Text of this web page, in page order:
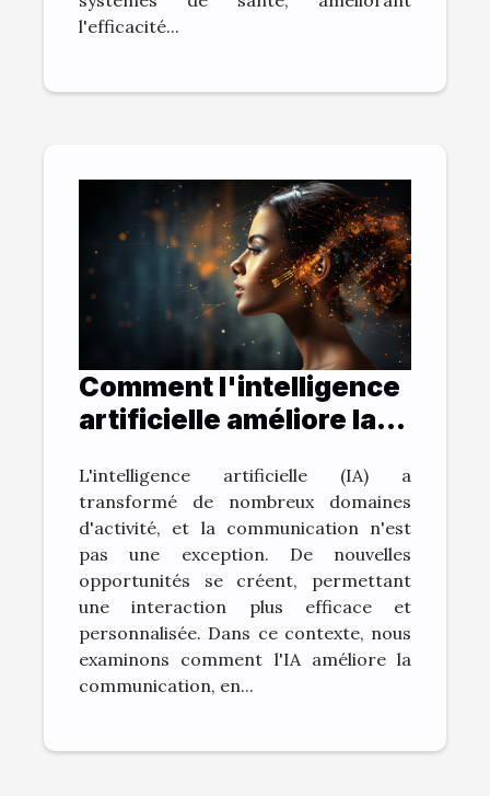
l'efficacité...
Comment l'intelligence
artificielle améliore la
de ChatGPT
L'intelligence artificielle (IA) a
transformé de nombreux domaines
d'activité, et la communication n'est
pas une exception. De nouvelles
opportunités se créent, permettant
une interaction plus efficace et
personnalisée. Dans ce contexte, nous
examinons comment l'IA améliore la
communication, en...